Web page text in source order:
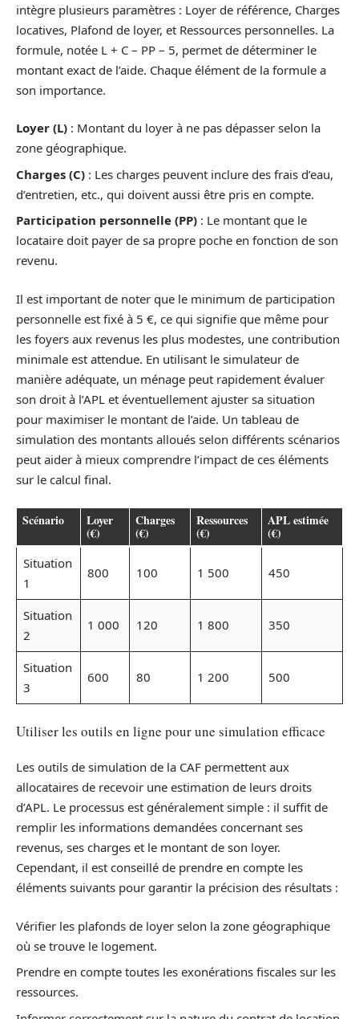
intègre plusieurs paramètres : Loyer de référence, Charges
locatives, Plafond de loyer, et Ressources personnelles. La
formule, notée L + C – PP – 5, permet de déterminer le
montant exact de l’aide. Chaque élément de la formule a
son importance.
Loyer (L) : Montant du loyer à ne pas dépasser selon la
zone géographique.
Charges (C) : Les charges peuvent inclure des frais d’eau,
d’entretien, etc., qui doivent aussi être pris en compte.
Participation personnelle (PP) : Le montant que le
locataire doit payer de sa propre poche en fonction de son
revenu.
Il est important de noter que le minimum de participation
personnelle est fixé à 5 €, ce qui signifie que même pour
les foyers aux revenus les plus modestes, une contribution
minimale est attendue. En utilisant le simulateur de
manière adéquate, un ménage peut rapidement évaluer
son droit à l’APL et éventuellement ajuster sa situation
pour maximiser le montant de l’aide. Un tableau de
simulation des montants alloués selon différents scénarios
peut aider à mieux comprendre l’impact de ces éléments
sur le calcul final.
Scénario Loyer
(€)
Charges
(€)
Ressources
(€)
APL estimée
(€)
Situation
1
800 100 1 500 450
Situation
2
1 000 120 1 800 350
Situation
3
600 80 1 200 500
Utiliser les outils en ligne pour une simulation efficace
Les outils de simulation de la CAF permettent aux
allocataires de recevoir une estimation de leurs droits
d’APL. Le processus est généralement simple : il suffit de
remplir les informations demandées concernant ses
revenus, ses charges et le montant de son loyer.
Cependant, il est conseillé de prendre en compte les
éléments suivants pour garantir la précision des résultats :
Vérifier les plafonds de loyer selon la zone géographique
où se trouve le logement.
Prendre en compte toutes les exonérations fiscales sur les
ressources.